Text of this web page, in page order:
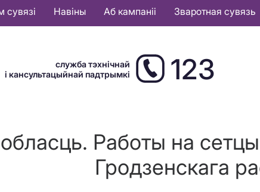
сувязі Навіны Аб кампаніі Зваротная сувязь
служба тэхнічнай
і кансультацыйнай падтрымкі
123
Работы на
Гродзенскага